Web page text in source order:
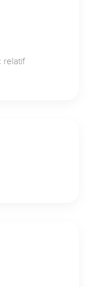
relatif